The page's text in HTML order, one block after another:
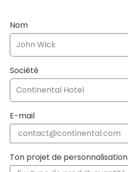
Nom
Société
E-mail
Ton projet de personnalisation